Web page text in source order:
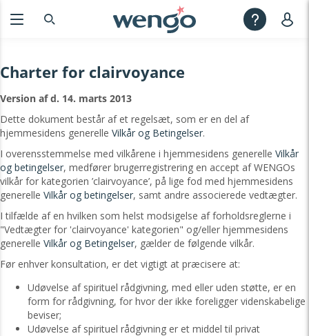
Charter for clairvoyance
Version af d. 14. marts 2013
Dette dokument består af et regelsæt, som er en del af
hjemmesidens generelle Vilkår og Betingelser.
I overensstemmelse med vilkårene i hjemmesidens generelle Vilkår
og betingelser, medfører brugerregistrering en accept af WENGOs
vilkår for kategorien ’clairvoyance’, på lige fod med hjemmesidens
generelle Vilkår og betingelser, samt andre associerede vedtægter.
I tilfælde af en hvilken som helst modsigelse af forholdsreglerne i
"Vedtægter for 'clairvoyance' kategorien" og/eller hjemmesidens
generelle Vilkår og Betingelser, gælder de følgende vilkår.
Før enhver konsultation, er det vigtigt at præcisere at:
Udøvelse af spirituel rådgivning, med eller uden støtte, er en
form for rådgivning, for hvor der ikke foreligger videnskabelige
beviser;
Udøvelse af spirituel rådgivning er et middel til privat